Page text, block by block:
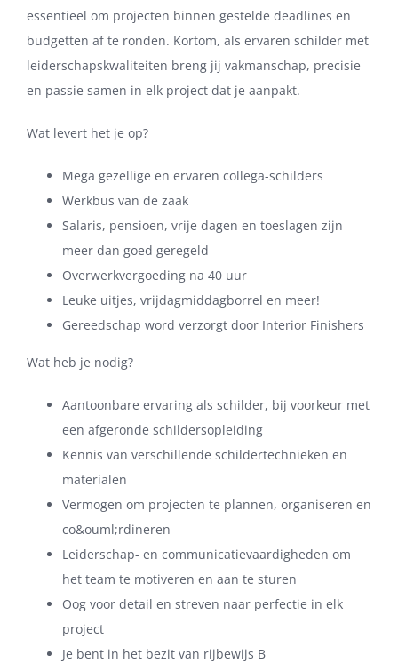
essentieel om projecten binnen gestelde deadlines en
budgetten af te ronden. Kortom, als ervaren schilder met
leiderschapskwaliteiten breng jij vakmanschap, precisie
en passie samen in elk project dat je aanpakt.
Wat levert het je op?
Mega gezellige en ervaren collega-schilders
Werkbus van de zaak
Salaris, pensioen, vrije dagen en toeslagen zijn
meer dan goed geregeld
Overwerkvergoeding na 40 uur
Leuke uitjes, vrijdagmiddagborrel en meer!
Gereedschap word verzorgt door Interior Finishers
Wat heb je nodig?
Aantoonbare ervaring als schilder, bij voorkeur met
een afgeronde schildersopleiding
Kennis van verschillende schildertechnieken en
materialen
Vermogen om projecten te plannen, organiseren en
co&ouml;rdineren
Leiderschap- en communicatievaardigheden om
het team te motiveren en aan te sturen
Oog voor detail en streven naar perfectie in elk
project
Je bent in het bezit van rijbewijs B